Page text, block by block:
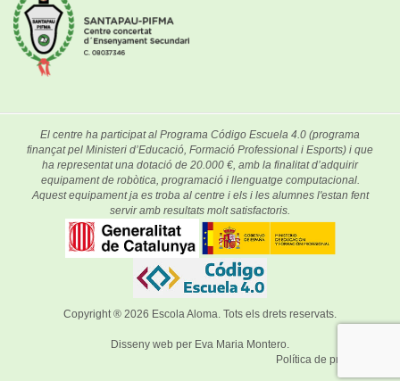
El centre ha participat al Programa Código Escuela 4.0 (programa
finançat pel Ministeri d’Educació, Formació Professional i Esports) i que
ha representat una dotació de 20.000 €, amb la finalitat d’adquirir
equipament de robòtica, programació i llenguatge computacional.
Aquest equipament ja es troba al centre i els i les alumnes l'estan fent
servir amb resultats molt satisfactoris.
Copyright ® 2026 Escola Aloma. Tots els drets reservats.
Disseny web per Eva Maria Montero.
Política de privacitat